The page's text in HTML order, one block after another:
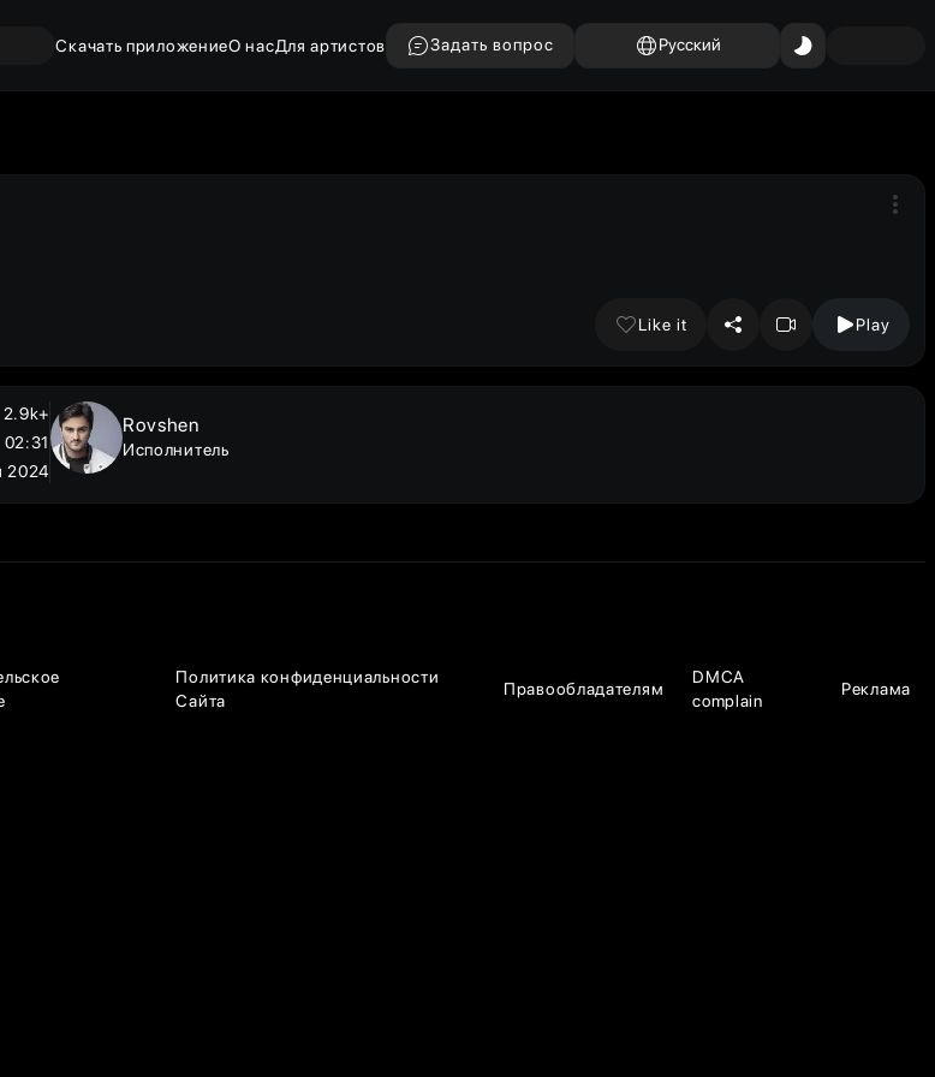
Скачать приложениеО насДля артистов Задать вопрос Русский
Like it Play
2.9k+
02:31
2024
Rovshen
Исполнитель
Политика конфиденциальности
Сайта
Правообладателям
DMCA
complain
Реклама